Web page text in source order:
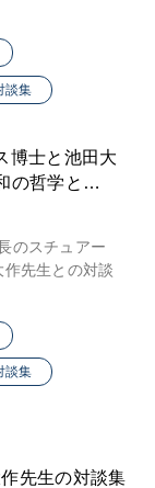
談集
博士と池田大
の哲学と…
のスチュアー
作先生との対談
談集
先生の対談集